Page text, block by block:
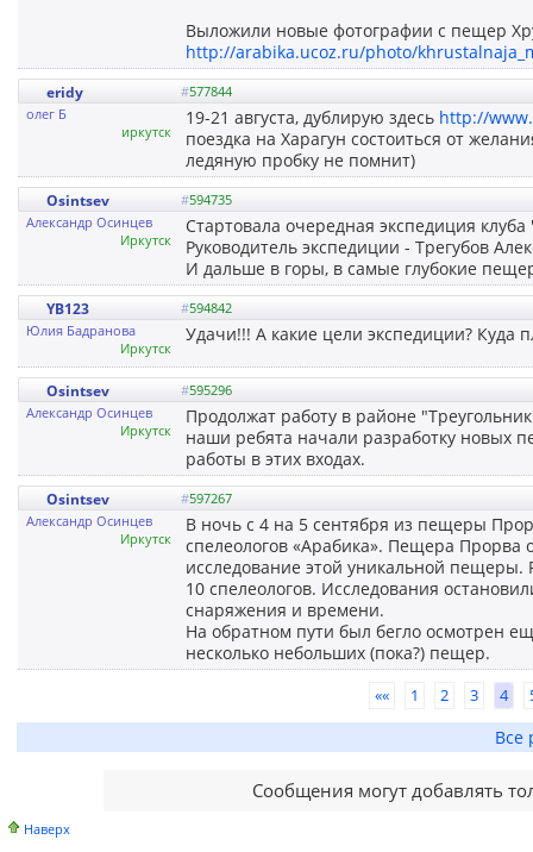
Выложили новые фотографии с пещер
http://arabika.ucoz.ru/photo/
eridy #577844
олег Б
иркутск
19-21 августа, дублирую здесь http://
поездка на Харагун состоиться от
ледяную пробку не помнит)
Osintsev #594735
Александр Осинцев
Иркутск
Стартовала очередная экспедиция
Руководитель экспедиции - Трегубов
И дальше в горы, в самые глубокие
YB123 #594842
Юлия Бадранова
Иркутск
Удачи!!! А какие цели экспедиции? Куда
Osintsev #595296
Александр Осинцев
Иркутск
Продолжат работу в районе
наши ребята начали разработку новых
работы в этих входах.
Osintsev #597267
Александр Осинцев
Иркутск
В ночь с 4 на 5 сентября из пещеры
спелеологов «Арабика». Пещера Прорва
исследование этой уникальной пещеры.
10 спелеологов. Исследования
снаряжения и времени.
На обратном пути был бегло осмотрен
несколько небольших (пока?) пещер.
«« 1 2 3 4
Все
Сообщения могут добавлять
Наверх